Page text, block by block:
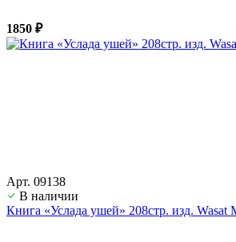
1850 ₽
Арт. 09138
В наличии
Книга «Услада ушей» 208стр. изд. Wasat